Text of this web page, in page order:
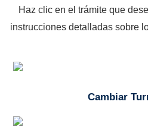
Haz clic en el trámite que
instrucciones detalladas sobre
Cambiar